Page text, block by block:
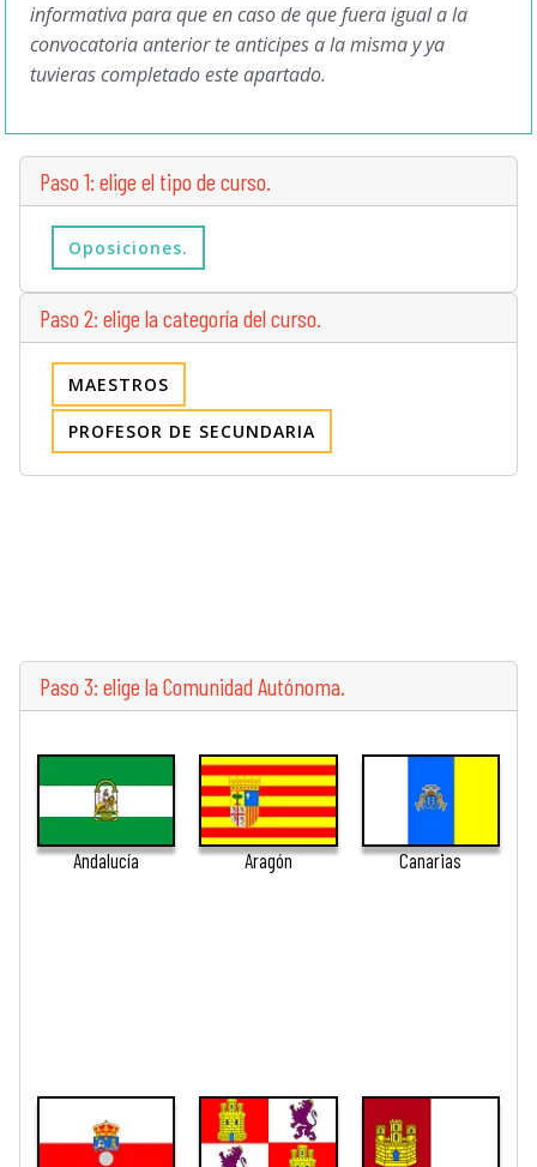
informativa para que en caso de que fuera igual a la
convocatoria anterior te anticipes a la misma y ya
tuvieras completado este apartado.
Paso 1: elige el tipo de curso.
Oposiciones.
Paso 2: elige la categoría del curso.
MAESTROS
PROFESOR DE SECUNDARIA
Paso 3: elige la Comunidad Autónoma.
Andalucía Aragón Canarias